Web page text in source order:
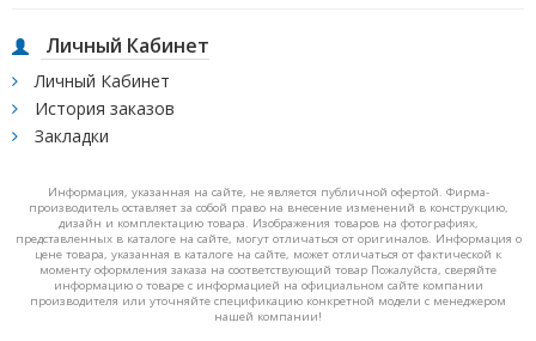
Личный Кабинет
Личный Кабинет
История заказов
Закладки
Информация, указанная на сайте, не является публичной офертой. Фирма-
производитель оставляет за собой право на внесение изменений в конструкцию,
дизайн и комплектацию товара. Изображения товаров на фотографиях,
представленных в каталоге на сайте, могут отличаться от оригиналов. Информация о
цене товара, указанная в каталоге на сайте, может отличаться от фактической к
моменту оформления заказа на соответствующий товар Пожалуйста, сверяйте
информацию о товаре с информацией на официальном сайте компании
производителя или уточняйте спецификацию конкретной модели с менеджером
нашей компании!